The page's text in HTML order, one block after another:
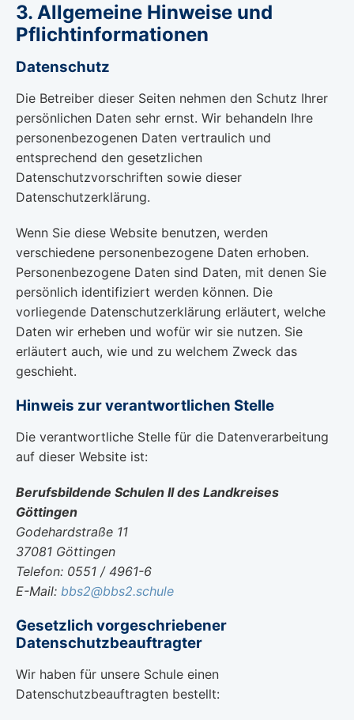
3. Allgemeine Hinweise und
Pflichtinformationen
Datenschutz
Die Betreiber dieser Seiten nehmen den Schutz Ihrer
persönlichen Daten sehr ernst. Wir behandeln Ihre
personenbezogenen Daten vertraulich und
entsprechend den gesetzlichen
Datenschutzvorschriften sowie dieser
Datenschutzerklärung.
Wenn Sie diese Website benutzen, werden
verschiedene personenbezogene Daten erhoben.
Personenbezogene Daten sind Daten, mit denen Sie
persönlich identifiziert werden können. Die
vorliegende Datenschutzerklärung erläutert, welche
Daten wir erheben und wofür wir sie nutzen. Sie
erläutert auch, wie und zu welchem Zweck das
geschieht.
Hinweis zur verantwortlichen Stelle
Die verantwortliche Stelle für die Datenverarbeitung
auf dieser Website ist:
Berufsbildende Schulen II des Landkreises
Göttingen
Godehardstraße 11
37081 Göttingen
Telefon: 0551 / 4961-6
E-Mail: bbs2@bbs2.schule
Gesetzlich vorgeschriebener
Datenschutzbeauftragter
Wir haben für unsere Schule einen
Datenschutzbeauftragten bestellt: